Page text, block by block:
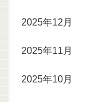
2025年12月
2025年11月
2025年10月